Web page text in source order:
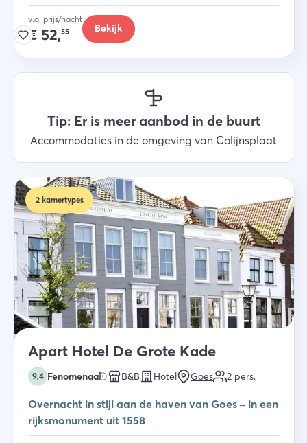
v.a. prijs/nacht
€ 52,55 Bekijk
Tip: Er is meer aanbod in de buurt
Accommodaties in de omgeving van Colijnsplaat
2 kamertypes
Apart Hotel De Grote Kade
9,4 Fenomenaal B&B Hotel Goes 2 pers.
Overnacht in stijl aan de haven van Goes – in een
rijksmonument uit 1558